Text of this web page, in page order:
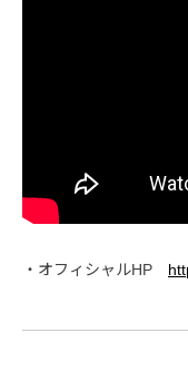
・オフィシャルHP